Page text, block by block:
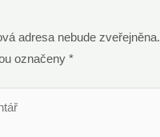
adresa nebude zveřejněna.
označeny *